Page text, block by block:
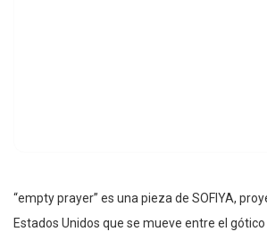
“empty prayer” es una pieza de SOFIYA,
Estados Unidos que se mueve entre el